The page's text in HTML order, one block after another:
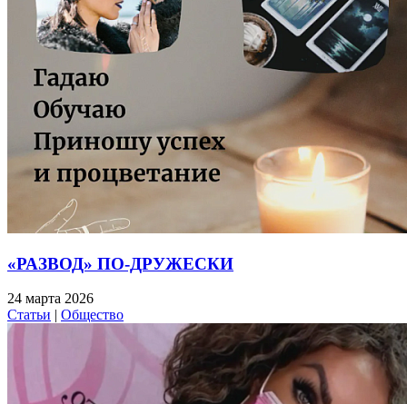
«РАЗВОД» ПО-ДРУЖЕСКИ
24 марта 2026
Статьи | Общество